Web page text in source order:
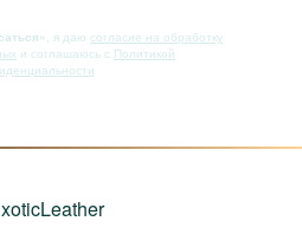
, я даю согласие на обработку
и соглашаюсь с Политикой